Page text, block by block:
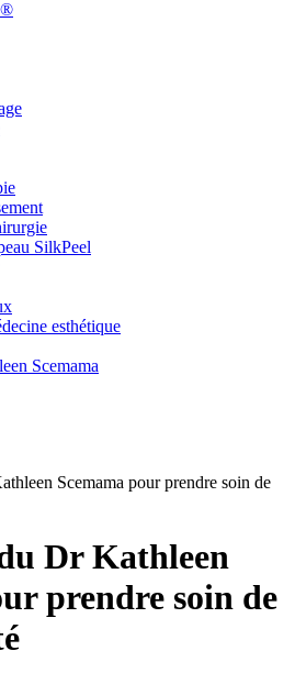
SilkPeel
esthétique
Scemama
Scemama pour prendre soin de
Dr Kathleen
prendre soin de